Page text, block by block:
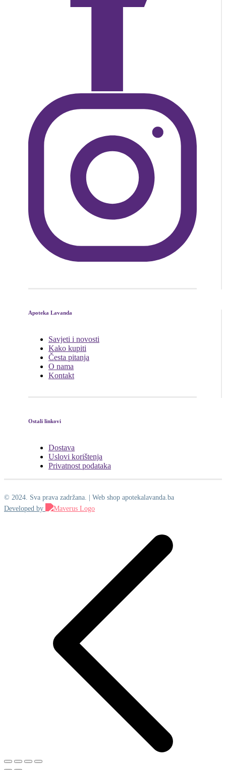
Apoteka Lavanda
Savjeti i novosti
Kako kupiti
Česta pitanja
O nama
Kontakt
Ostali linkovi
Dostava
Uslovi korištenja
Privatnost podataka
© 2024. Sva prava zadržana. | Web shop apotekalavanda.ba
Developed by